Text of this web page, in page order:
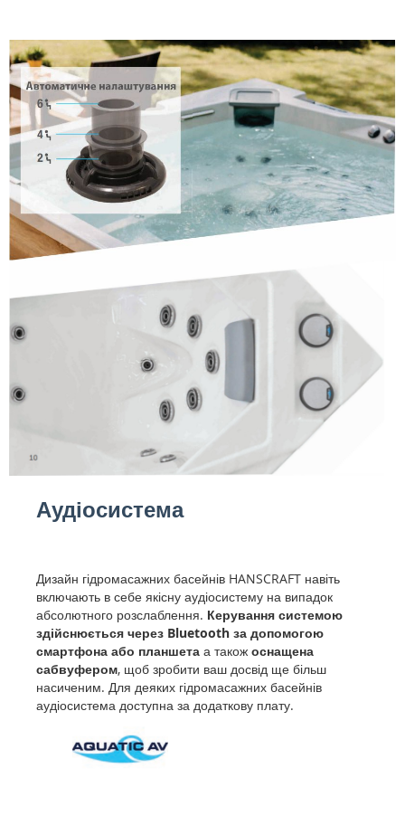
Аудіосистема
Дизайн гідромасажних басейнів HANSCRAFT навіть
включають в себе якісну аудіосистему на випадок
абсолютного розслаблення. Керування системою
здійснюється через Bluetooth за допомогою
смартфона або планшета а також оснащена
сабвуфером, щоб зробити ваш досвід ще більш
насиченим. Для деяких гідромасажних басейнів
аудіосистема доступна за додаткову плату.